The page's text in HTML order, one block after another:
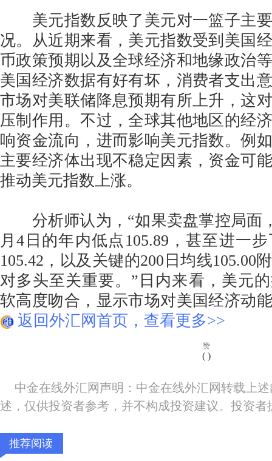
美元指数反映了美元对一篮子主要
况。从近期来看，美元指数受到美国
币政策预期以及全球经济和地缘政治
美国经济数据有好有坏，消费者支出
市场对美联储降息预期有所上升，这
压制作用。不过，全球其他地区的经
响资金流向，进而影响美元指数。例
主要经济体出现不稳定因素，资金可
推动美元指数上涨。
分析师认为，“如果卖盘掌控局面
月4日的年内低点105.89，甚至进一
105.42，以及关键的200日均线105.00
对多头至关重要。”日内来看，美元
软高度吻合，显示市场对美国经济动
返回外汇网首页，查看更多>>
赞
( )
中金在线外汇网声明：中金在线外汇网转载上
述，仅供投资者参考，并不构成投资建议。投资
推荐阅读